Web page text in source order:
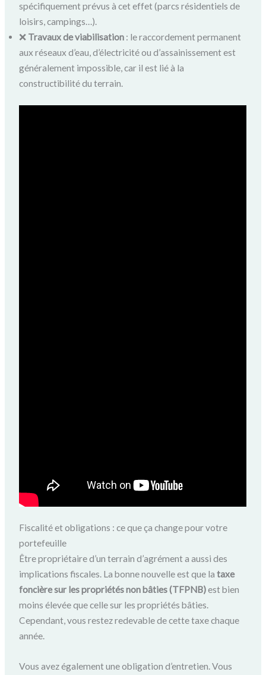
spécifiquement prévus à cet effet (parcs résidentiels de
loisirs, campings…).
❌ Travaux de viabilisation : le raccordement permanent
aux réseaux d’eau, d’électricité ou d’assainissement est
généralement impossible, car il est lié à la
constructibilité du terrain.
Fiscalité et obligations : ce que ça change pour votre
portefeuille
Être propriétaire d’un terrain d’agrément a aussi des
implications fiscales. La bonne nouvelle est que lataxe
foncière sur les propriétés non bâties (TFPNB)est bien
moins élevée que celle sur les propriétés bâties.
Cependant, vous restez redevable de cette taxe chaque
année.
Vous avez également une obligation d’entretien. Vous